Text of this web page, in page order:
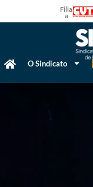
Filiado
a
O Sindicato